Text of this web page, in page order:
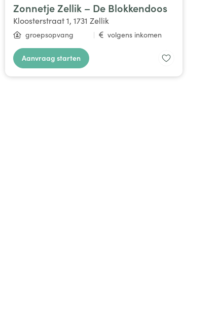
Zonnetje Zellik – De Blokkendoos
Kloosterstraat 1, 1731 Zellik
groepsopvang | volgens inkomen
Aanvraag starten